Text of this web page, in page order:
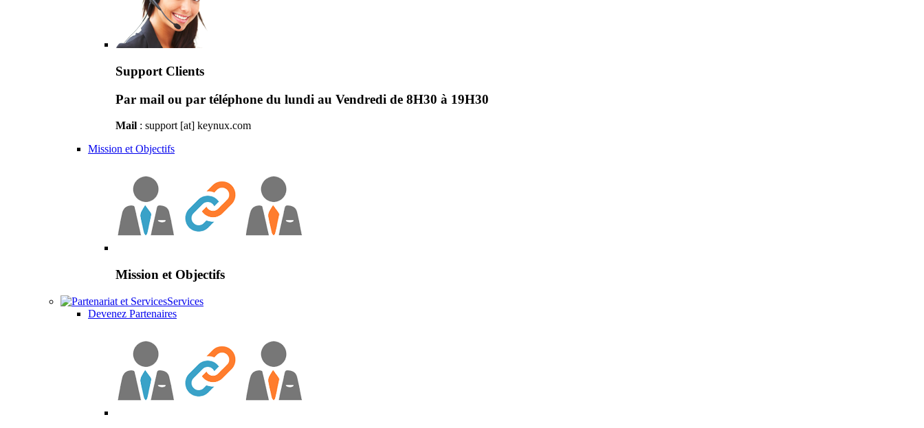
Support Clients
Par mail ou par téléphone du lundi au Vendredi de 8H30 à 19H30
Mail : support [at] keynux.com
Mission et Objectifs
Mission et Objectifs
Services
Devenez Partenaires